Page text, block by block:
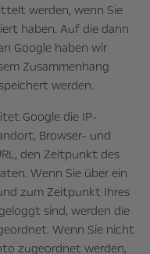
werden, wenn Sie
haben. Auf die dann
Google haben wir
Zusammenhang
werden.
Google die IP-
Browser- und
den Zeitpunkt des
Wenn Sie über ein
zum Zeitpunkt Ihres
sind, werden die
Wenn Sie nicht
zugeordnet werden,